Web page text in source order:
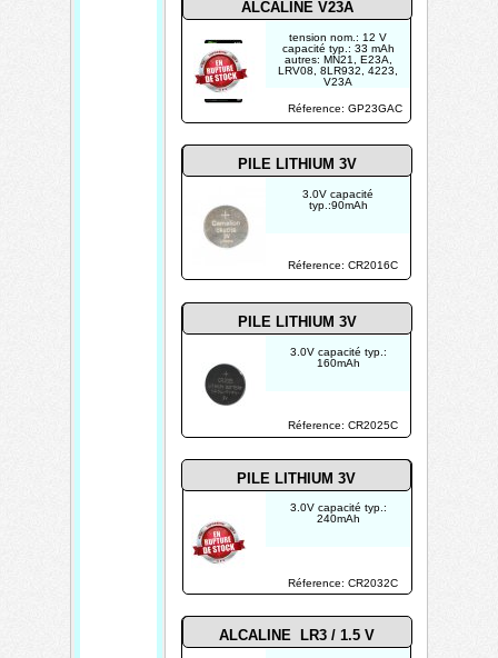
Réference: CR2025C
3.0V capacité typ.:
160mAh
PILE LITHIUM 3V
ALCALINE LR3 / 1.5 V
3.0V capacité
typ.:90mAh
Réference: CR2016C
PILE LITHIUM 3V
Réference: CR2032C
PILE LITHIUM 3V
3.0V capacité typ.:
240mAh
tension nom.: 12 V
capacité typ.: 33 mAh
autres: MN21, E23A,
LRV08, 8LR932, 4223,
V23A
Réference: GP23GAC
ALCALINE V23A